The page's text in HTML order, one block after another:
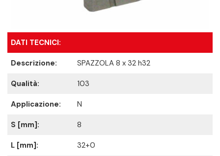
DATI TECNICI:
Descrizione: SPAZZOLA 8 x 32 h32
Qualità: 103
Applicazione: N
S [mm]: 8
L [mm]: 32+0